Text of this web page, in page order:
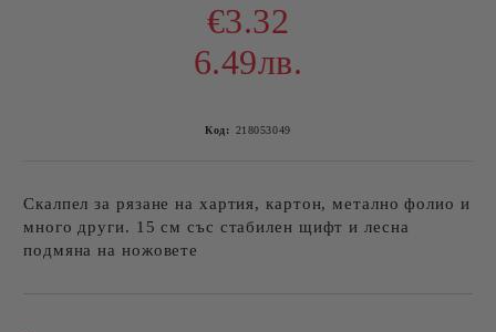
€3.32
6.49лв.
Код: 218053049
Скалпел за рязане на хартия, картон, метално фолио и
много други. 15 см със стабилен щифт и лесна
подмяна на ножовете